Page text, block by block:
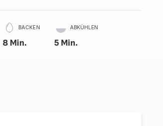
BACKEN
8 Min.
ABKÜHLEN
5 Min.